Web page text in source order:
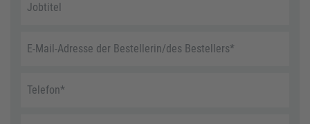
Jobtitel
E-Mail-Adresse der Bestellerin/des Bestellers*
Telefon*